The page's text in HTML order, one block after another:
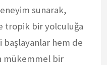
sunarak,
tropik bir yolculuğa
başlayanlar hem de
mükemmel bir